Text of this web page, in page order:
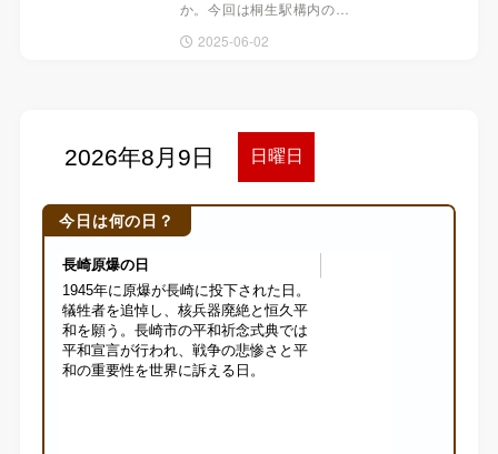
か。今回は桐生駅構内の…
2025-06-02
今日は何の日？